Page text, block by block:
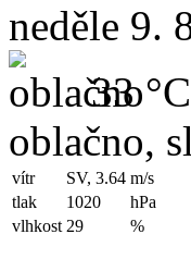
neděle 9.
33 °C
oblačno,
vítr SV, 3.64 m/s
tlak
1020
hPa
vlhkost 29 %